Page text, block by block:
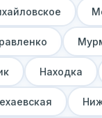
Находка